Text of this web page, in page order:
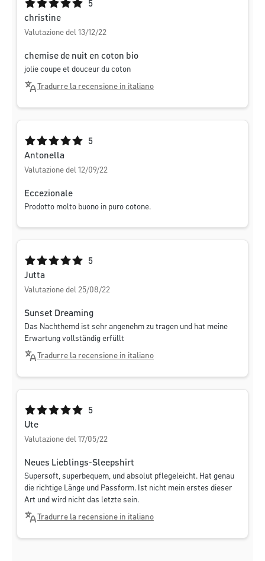
Valutazione media di 5 su 5 stelle
5
christine
Valutazione del 13/12/22
chemise de nuit en coton bio
jolie coupe et douceur du coton
Tradurre la recensione in italiano
Valutazione media di 5 su 5 stelle
5
Antonella
Valutazione del 12/09/22
Eccezionale
Prodotto molto buono in puro cotone.
Valutazione media di 5 su 5 stelle
5
Jutta
Valutazione del 25/08/22
Sunset Dreaming
Das Nachthemd ist sehr angenehm zu tragen und hat meine
Erwartung vollständig erfüllt
Tradurre la recensione in italiano
Valutazione media di 5 su 5 stelle
5
Ute
Valutazione del 17/05/22
Neues Lieblings-Sleepshirt
Supersoft, superbequem, und absolut pflegeleicht. Hat genau
die richtige Länge und Passform. Ist nicht mein erstes dieser
Art und wird nicht das letzte sein.
Tradurre la recensione in italiano